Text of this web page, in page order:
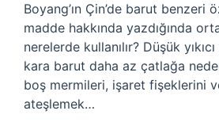
Boyang’ın Çin’de barut benzeri
madde hakkında yazdığında
nerelerde kullanılır? Düşük
kara barut daha az çatlağa
boş mermileri, işaret fişeklerini
ateşlemek…